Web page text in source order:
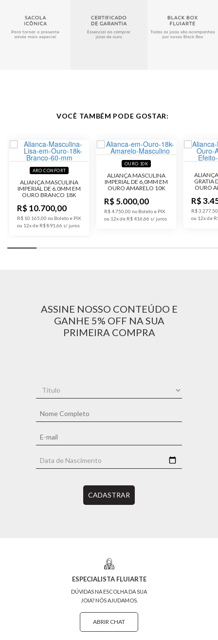
Acabamento Polido
VOCÊ TAMBÉM PODE GOSTAR:
ARO CONFORT
ALIANÇA MASCULINA
IMPERIAL DE 6.0MM EM
OURO BRANCO 18K
R$ 10.700,00
R$ 10.165,00 no Boleto e PIX
ou 12x de R$ 891,66
OURO 10K
ALIANÇA MASCULINA
IMPERIAL DE 6,0MM EM
OURO AMARELO 10K
R$ 5.000,00
R$ 4.750,00 no Boleto e PIX
ou 12x de R$ 416,66
GRATIA
OURO
R$
R$
ou 12x de
ASSINE NOSSO CONTEÚDO E
GANHE 5% OFF NA SUA
PRIMEIRA COMPRA
CADASTRAR
ESPECIALISTA FLUIARTE
DÚVIDAS NA ESCOLHA DA SUA
JOIA? NÓS AJUDAMOS.
ABRIR CHAT